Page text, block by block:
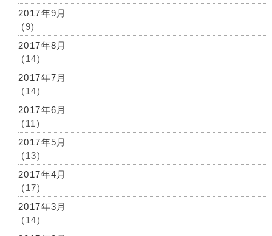
2017年9月
(9)
2017年8月
(14)
2017年7月
(14)
2017年6月
(11)
2017年5月
(13)
2017年4月
(17)
2017年3月
(14)